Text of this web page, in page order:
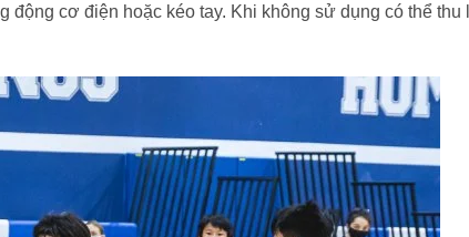
cơ điện hoặc kéo tay. Khi không sử dụng có thể thu